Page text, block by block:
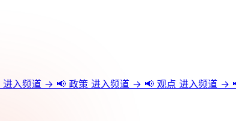
进入频道 → 📢 政策 进入频道 → 📢 观点 进入频道 →